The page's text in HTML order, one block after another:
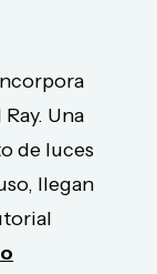
Una
de luces
llegan